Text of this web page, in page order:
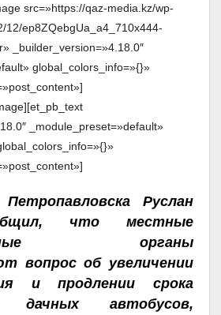
src=»https://qaz-media.kz/wp-
12/ep8ZQebgUa_a4_710x444-
_builder_version=»4.18.0″
global_colors_info=»{}»
_module_preset=»default»
Руслан
что местные
органы
вопрос об увеличении
и продлении срока
дачных автобусов,